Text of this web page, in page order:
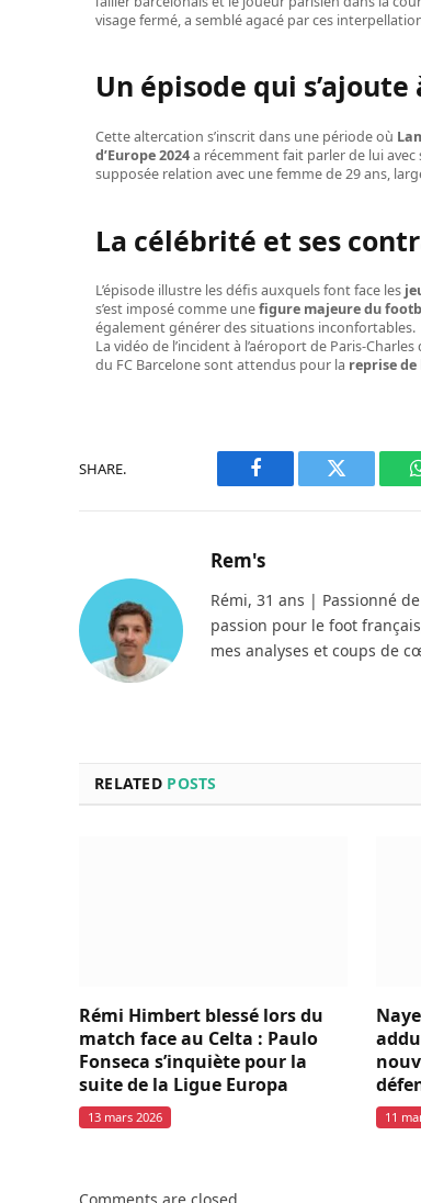
visage fermé, a semblé agacé par ces
Un épisode qui
Cette altercation s’inscrit dans une période où
d’Europe 2024a récemment fait parler de lui avec
supposée relation avec une femme de 29 ans,
La célébrité et ses
L’épisode illustre les défis auxquels font face les
s’est imposé comme unefigure majeure du
également générer des situations inconfortables.
La vidéo de l’incident à l’aéroport de Paris-
du FC Barcelone sont attendus pour la reprise
SHARE.
Facebook Twitter
Rem's
Rémi, 31 ans | Passionné
passion pour le foot
mes analyses et coups de
RELATED POSTS
Rémi Himbert blessé lors du
match face au Celta : Paulo
Fonseca s’inquiète pour la
suite de la Ligue Europa
13 mars 2026 11